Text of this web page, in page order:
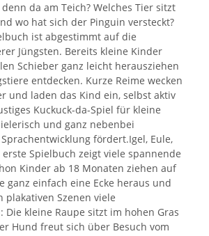
da am Teich? Welches Tier sitzt
wo hat sich der Pinguin versteckt?
ist abgestimmt auf die
Jüngsten. Bereits kleine Kinder
Schieber ganz leicht herausziehen
entdecken. Kurze Reime wecken
und laden das Kind ein, selbst aktiv
Kuckuck-da-Spiel für kleine
und ganz nebenbei
fördert.Igel, Eule,
erste Spielbuch zeigt viele spannende
Kinder ab 18 Monaten ziehen auf
ganz einfach eine Ecke heraus und
plakativen Szenen viele
Die kleine Raupe sitzt im hohen Gras
Hund freut sich über Besuch vom